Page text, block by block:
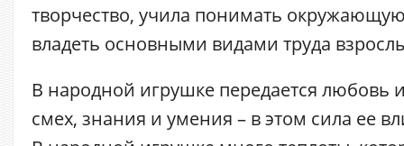
творчество, учила понимать
владеть основными видами труда
В народной игрушке передается любовь
смех, знания и умения – в этом сила ее